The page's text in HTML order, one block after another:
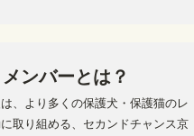
ンバーとは？
、より多くの保護犬・保護猫のレ
取り組める、セカンドチャンス京